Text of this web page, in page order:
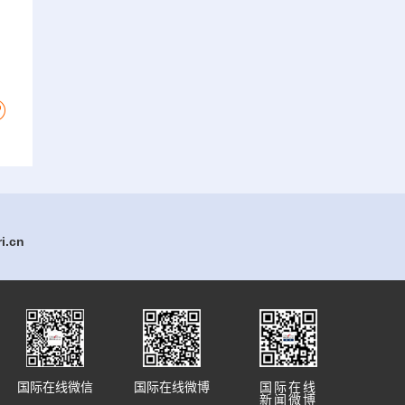
国际在线
新闻微博
国际在线微博
国际在线微信